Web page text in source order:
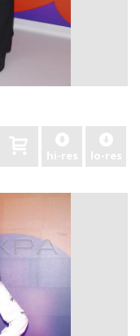
hi-res lo-res